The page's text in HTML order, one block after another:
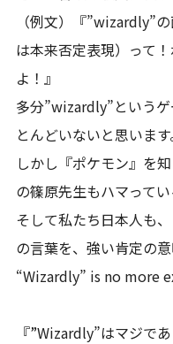
（例文）『”wizardly”
は本来否定表現）って
よ！』
多分”wizardly”という
とんどいないと思います
しかし『ポケモン』を
の篠原先生もハマって
そして私たち日本人も
の言葉を、強い肯定の
“Wizardly” is no more
『”Wizardly”はマジで